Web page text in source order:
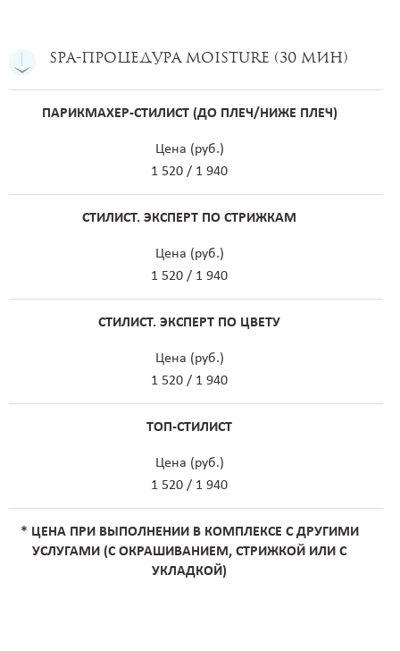
SPA-процедура Moisture (30 мин)
ПАРИКМАХЕР-СТИЛИСТ (ДО ПЛЕЧ/НИЖЕ ПЛЕЧ)
Цена (руб.)
1 520 / 1 940
СТИЛИСТ. ЭКСПЕРТ ПО СТРИЖКАМ
Цена (руб.)
1 520 / 1 940
СТИЛИСТ. ЭКСПЕРТ ПО ЦВЕТУ
Цена (руб.)
1 520 / 1 940
ТОП-СТИЛИСТ
Цена (руб.)
1 520 / 1 940
* ЦЕНА ПРИ ВЫПОЛНЕНИИ В КОМПЛЕКСЕ С ДРУГИМИ
УСЛУГАМИ (С ОКРАШИВАНИЕМ, СТРИЖКОЙ ИЛИ С
УКЛАДКОЙ)